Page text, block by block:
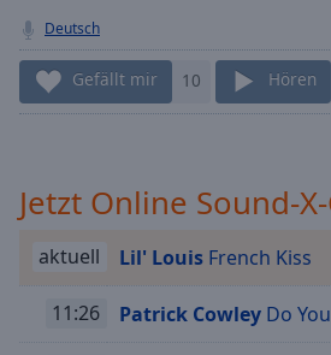
Playback
Rate
Chapters
off,
Deutsch
Gefällt mir 10 Hören
Jetzt Online Sound-
aktuell Lil' Louis French Kiss
11:26 Patrick Cowley Do